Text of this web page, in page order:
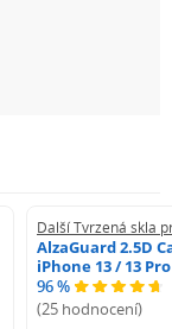
Další Tvrzená skla
AlzaGuard 2.5D
iPhone 13 / 13 Pro
96 %
(25 hodnocení)